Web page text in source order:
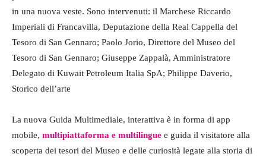
in una nuova veste. Sono intervenuti: il Marchese Riccardo
Imperiali di Francavilla, Deputazione della Real Cappella del
Tesoro di San Gennaro; Paolo Jorio, Direttore del Museo del
Tesoro di San Gennaro; Giuseppe Zappalà, Amministratore
Delegato di Kuwait Petroleum Italia SpA; Philippe Daverio,
Storico dell’arte
La nuova Guida Multimediale, interattiva è in forma di app
mobile, multipiattaforma e multilingue e guida il visitatore alla
scoperta dei tesori del Museo e delle curiosità legate alla storia di